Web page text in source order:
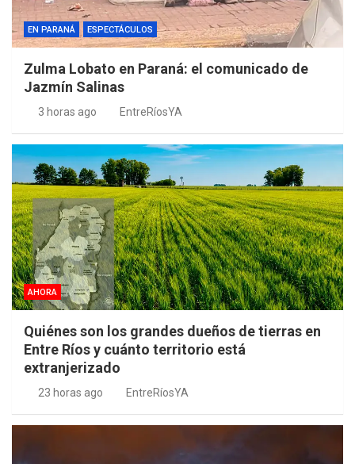
EN PARANÁ ESPECTÁCULOS
Zulma Lobato en Paraná: el comunicado de
Jazmín Salinas
3 horas ago EntreRíosYA
AHORA
Quiénes son los grandes dueños de tierras en
Entre Ríos y cuánto territorio está
extranjerizado
23 horas ago EntreRíosYA